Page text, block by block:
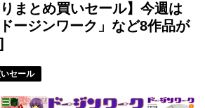
まとめ買いセール】今週は
ージンワーク」など8作品が
セール